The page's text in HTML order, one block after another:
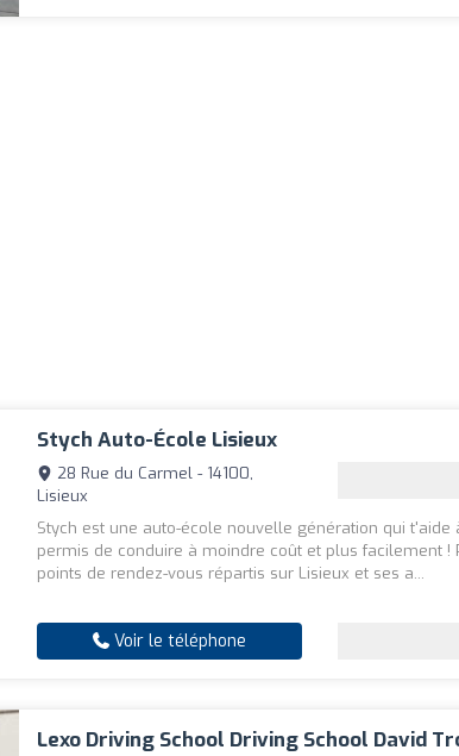
Stych Auto-École Lisieux
28 Rue du Carmel - 14100,
Lisieux
Stych est une auto-école nouvelle génération qui t'aide
permis de conduire à moindre coût et plus facilement !
points de rendez-vous répartis sur Lisieux et ses a...
Voir le téléphone
Lexo Driving School Driving School David